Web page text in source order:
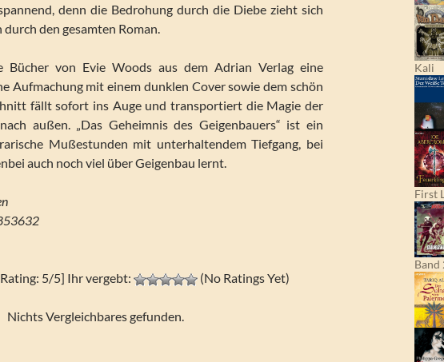
denn die Bedrohung durch die Diebe zieht sich
durch den gesamten Roman.
Bücher von Evie Woods aus dem Adrian Verlag eine
Aufmachung mit einem dunklen Cover sowie dem schön
fällt sofort ins Auge und transportiert die Magie der
außen. „Das Geheimnis des Geigenbauers“ ist ein
Mußestunden mit unterhaltendem Tiefgang, bei
auch noch viel über Geigenbau lernt.
5/5] Ihr vergebt: (No Ratings Yet)
Nichts Vergleichbares gefunden.
Kali
First
Band